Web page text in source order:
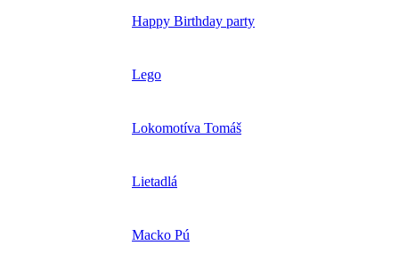
Happy Birthday party
Lego
Lokomotíva Tomáš
Lietadlá
Macko Pú